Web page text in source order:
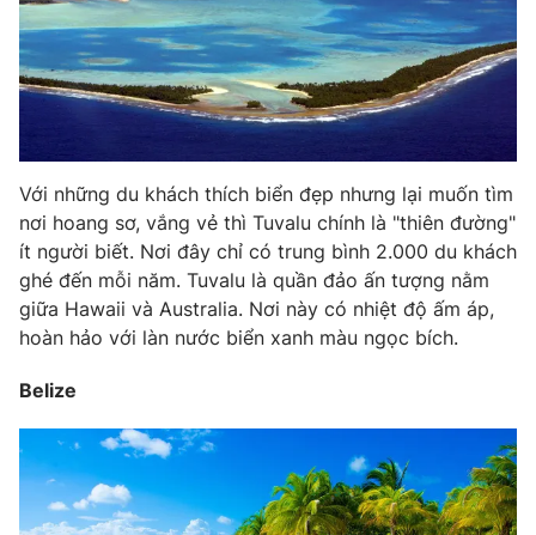
VTV Money VTV Thể thao
VTV Sức khoẻ Bất động sản
Thị trường 24h Tấm lòng Việt
VTV4 Vươn mình bằng AI
VTV9 VTV8
Liên hệ tòa soạn
THỜI BÁO VTV
Với những du khách thích biển đẹp nhưng lại muốn tìm
nơi hoang sơ, vắng vẻ thì Tuvalu chính là "thiên đường"
ít người biết. Nơi đây chỉ có trung bình 2.000 du khách
ghé đến mỗi năm. Tuvalu là quần đảo ấn tượng nằm
giữa Hawaii và Australia. Nơi này có nhiệt độ ấm áp,
hoàn hảo với làn nước biển xanh màu ngọc bích.
Belize